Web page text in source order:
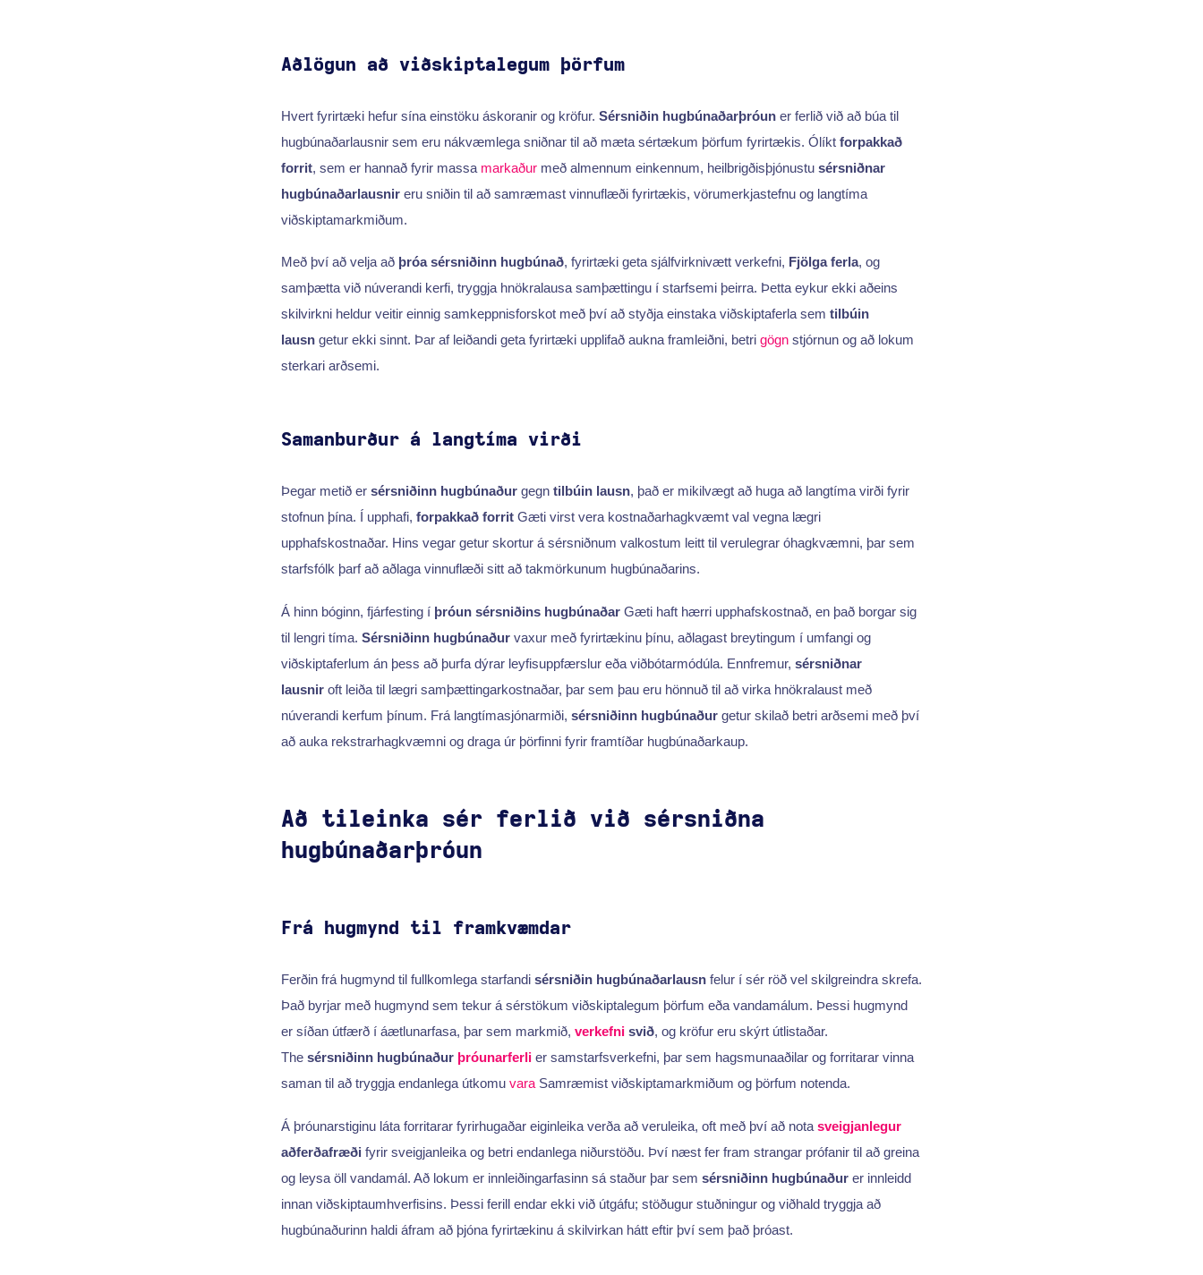
Aðlögun að viðskiptalegum þörfum
Hvert fyrirtæki hefur sína einstöku áskoranir og kröfur. Sérsniðin hugbúnaðarþróuner ferlið við að búa til
hugbúnaðarlausnir sem eru nákvæmlega sniðnar til að mæta sértækum þörfum fyrirtækis. Ólíkt forpakkað
forrit, sem er hannað fyrir massa markaðurmeð almennum einkennum, heilbrigðisþjónustu sérsniðnar
hugbúnaðarlausnireru sniðin til að samræmast vinnuflæði fyrirtækis, vörumerkjastefnu og langtíma
viðskiptamarkmiðum.
Með því að velja að þróa sérsniðinn hugbúnað, fyrirtæki geta sjálfvirknivætt verkefni, Fjölga ferla, og
samþætta við núverandi kerfi, tryggja hnökralausa samþættingu í starfsemi þeirra. Þetta eykur ekki aðeins
skilvirkni heldur veitir einnig samkeppnisforskot með því að styðja einstaka viðskiptaferla sem tilbúin
lausngetur ekki sinnt. Þar af leiðandi geta fyrirtæki upplifað aukna framleiðni, betri gögnstjórnun og að lokum
sterkari arðsemi.
Samanburður á langtíma virði
Þegar metið er sérsniðinn hugbúnaðurgegn tilbúin lausn, það er mikilvægt að huga að langtíma virði fyrir
stofnun þína. Í upphafi, forpakkað forritGæti virst vera kostnaðarhagkvæmt val vegna lægri
upphafskostnaðar. Hins vegar getur skortur á sérsniðnum valkostum leitt til verulegrar óhagkvæmni, þar sem
starfsfólk þarf að aðlaga vinnuflæði sitt að takmörkunum hugbúnaðarins.
Á hinn bóginn, fjárfesting í þróun sérsniðins hugbúnaðarGæti haft hærri upphafskostnað, en það borgar sig
til lengri tíma. Sérsniðinn hugbúnaðurvaxur með fyrirtækinu þínu, aðlagast breytingum í umfangi og
viðskiptaferlum án þess að þurfa dýrar leyfisuppfærslur eða viðbótarmódúla. Ennfremur, sérsniðnar
lausniroft leiða til lægri samþættingarkostnaðar, þar sem þau eru hönnuð til að virka hnökralaust með
núverandi kerfum þínum. Frá langtímasjónarmiði, sérsniðinn hugbúnaðurgetur skilað betri arðsemi með því
að auka rekstrarhagkvæmni og draga úr þörfinni fyrir framtíðar hugbúnaðarkaup.
Að tileinka sér ferlið við sérsniðna
hugbúnaðarþróun
Frá hugmynd til framkvæmdar
Ferðin frá hugmynd til fullkomlega starfandi sérsniðin hugbúnaðarlausnfelur í sér röð vel skilgreindra skrefa.
Það byrjar með hugmynd sem tekur á sérstökum viðskiptalegum þörfum eða vandamálum. Þessi hugmynd
er síðan útfærð í áætlunarfasa, þar sem markmið, verkefnisvið, og kröfur eru skýrt útlistaðar.
The sérsniðinn hugbúnaður þróunarferlier samstarfsverkefni, þar sem hagsmunaaðilar og forritarar vinna
saman til að tryggja endanlega útkomu varaSamræmist viðskiptamarkmiðum og þörfum notenda.
Á þróunarstiginu láta forritarar fyrirhugaðar eiginleika verða að veruleika, oft með því að nota sveigjanlegur
aðferðafræði fyrir sveigjanleika og betri endanlega niðurstöðu. Því næst fer fram strangar prófanir til að greina
og leysa öll vandamál. Að lokum er innleiðingarfasinn sá staður þar sem sérsniðinn hugbúnaðurer innleidd
innan viðskiptaumhverfisins. Þessi ferill endar ekki við útgáfu; stöðugur stuðningur og viðhald tryggja að
hugbúnaðurinn haldi áfram að þjóna fyrirtækinu á skilvirkan hátt eftir því sem það þróast.